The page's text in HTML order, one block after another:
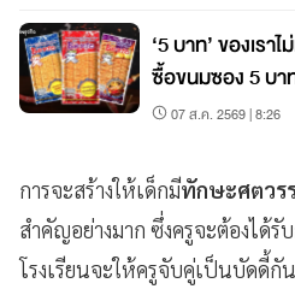
‘5 บาท’ ของเรา
ซื้อขนมซอง 5 บา
สตางค์ก็ขึ้นไม่ได้
07 ส.ค. 2569 | 8:26
การจะสร้างให้เด็กมีทักษะศตวร
สำคัญอย่างมาก ซึ่งครูจะต้องได้รั
โรงเรียนจะให้ครูจับคู่เป็นบัดดี้กั